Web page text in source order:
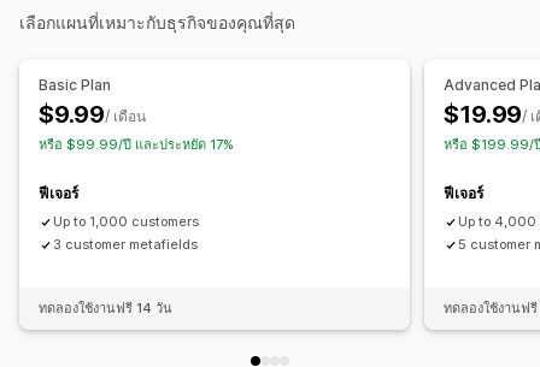
เครื่องมือการจัดการ
เครื่องมือแก้ไขเมตาฟิลด์
เลือกแผนที่เหมาะกับธุรกิจของคุณที่สุด
Basic Plan
$9.99/ เดือน
หรือ $99.99/ปี และประหยัด 17%
ฟีเจอร์
Up to 1,000 customers
3 customer metafields
ทดลองใช้งานฟรี 14 วัน
Advanced
$19.99/
หรือ $199.99/
ฟีเจอร์
Up to 4,000
5 customer
ทดลองใช้งานฟ